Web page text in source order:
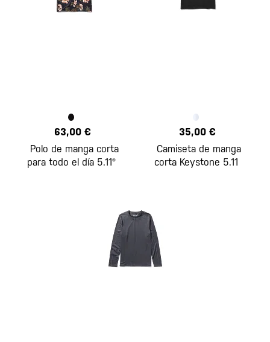
63,00 €
Polo de manga corta
para todo el día 5.11®
35,00 €
Camiseta de manga
corta Keystone 5.11